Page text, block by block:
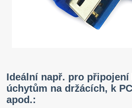
Ideální např. pro
úchytům na držácích, k
apod.: